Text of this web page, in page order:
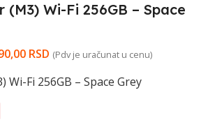
(M3) Wi-Fi 256GB – Space
RSD (Pdv je uračunat u cenu)
Wi-Fi 256GB – Space Grey